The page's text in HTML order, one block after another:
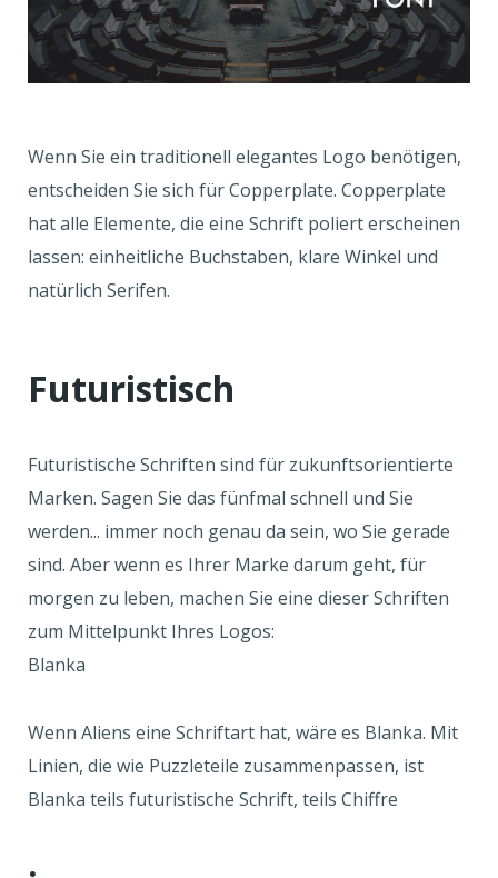
Wenn Sie ein traditionell elegantes Logo benötigen,
entscheiden Sie sich für Copperplate. Copperplate
hat alle Elemente, die eine Schrift poliert erscheinen
lassen: einheitliche Buchstaben, klare Winkel und
natürlich Serifen.
Futuristisch
Futuristische Schriften sind für zukunftsorientierte
Marken. Sagen Sie das fünfmal schnell und Sie
werden... immer noch genau da sein, wo Sie gerade
sind. Aber wenn es Ihrer Marke darum geht, für
morgen zu leben, machen Sie eine dieser Schriften
zum Mittelpunkt Ihres Logos:
Blanka
Wenn Aliens eine Schriftart hat, wäre es Blanka. Mit
Linien, die wie Puzzleteile zusammenpassen, ist
Blanka teils futuristische Schrift, teils Chiffre
.